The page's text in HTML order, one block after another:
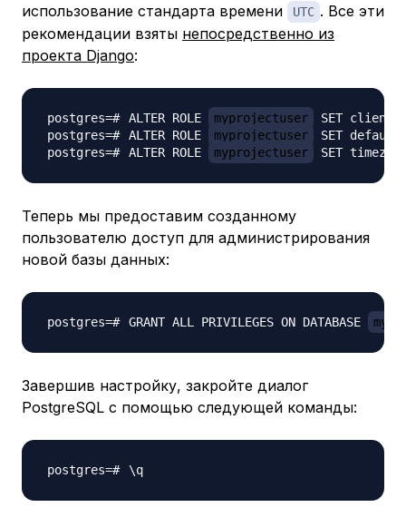
использование стандарта времени
UTC . Все эти
рекомендации взяты непосредственно из
проекта Django:
ALTER ROLE myprojectuser
SET
ALTER ROLE
myprojectuser
SET
ALTER ROLE
myprojectuser SET
Теперь мы предоставим созданному
пользователю доступ для администрирования
новой базы данных:
GRANT ALL PRIVILEGES ON DATABASE
Завершив настройку, закройте диалог
PostgreSQL с помощью следующей команды:
\